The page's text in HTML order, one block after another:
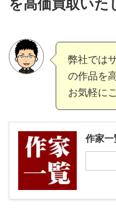
を高価買取いた
弊社では
の作品を
お気軽に
作家一